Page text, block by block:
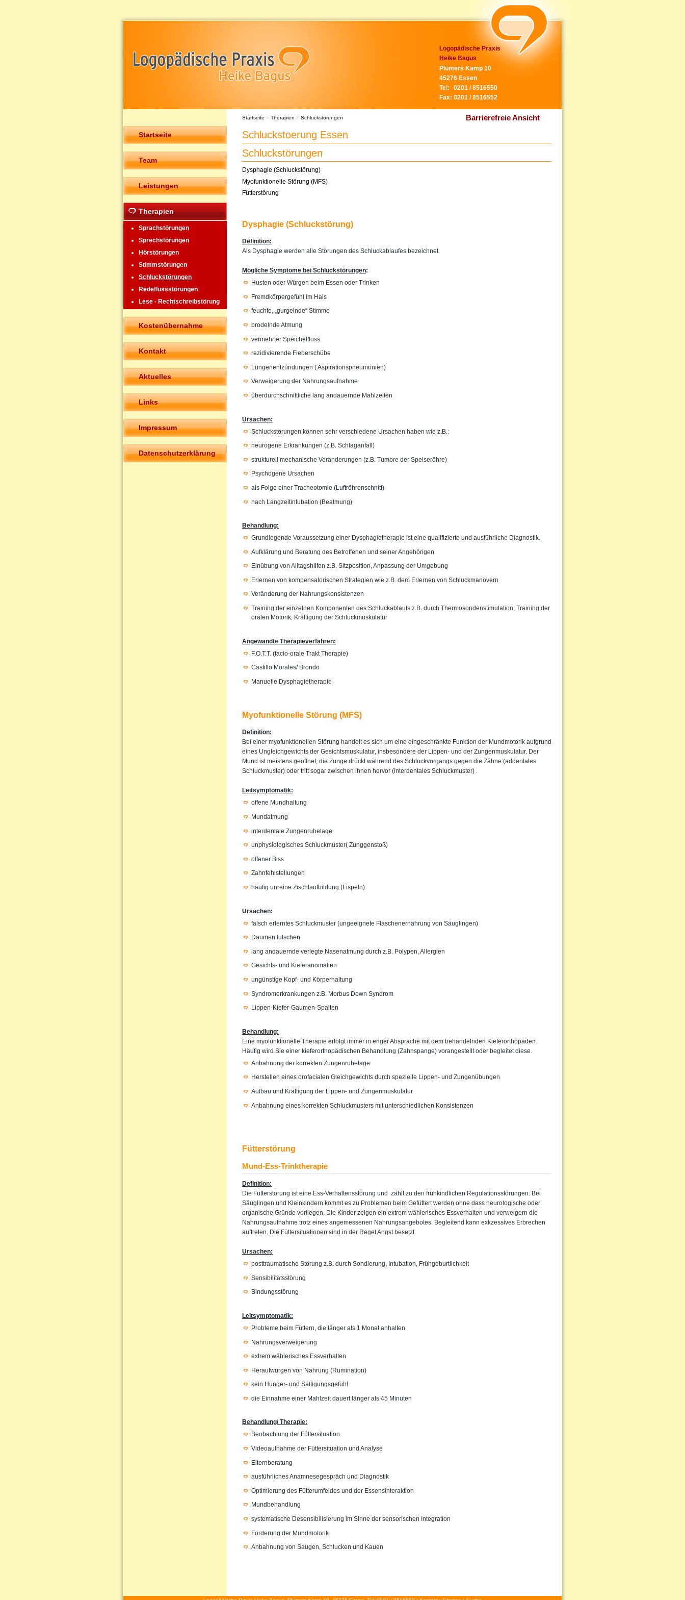
Logopädische Praxis
Heike Bagus
Plümers Kamp 10
45276 Essen
Tel:
0201 / 8516550
Fax: 0201 / 8516552
Barrierefreie Ansicht
Startseite
Team
Leistungen
Therapien
Sprachstörungen
Sprechstörungen
Hörstörungen
Stimmstörungen
Schluckstörungen
Redeflussstörungen
Lese - Rechtschreibstörung
Kostenübernahme
Kontakt
Aktuelles
Links
Impressum
Datenschutzerklärung
Startseite > Therapien > Schluckstörungen
Schluckstoerung Essen
Schluckstörungen
Dysphagie (Schluckstörung)
Myofunktionelle Störung (MFS)
Fütterstörung
Dysphagie (Schluckstörung)
Definition:
Als Dysphagie werden alle Störungen des Schluckablaufes bezeichnet.
Mögliche Symptome bei Schluckstörungen:
Husten oder Würgen beim Essen oder Trinken
Fremdkörpergefühl im Hals
feuchte, „gurgelnde“ Stimme
brodelnde Atmung
vermehrter Speichelfluss
rezidivierende Fieberschübe
Lungenentzündungen ( Aspirationspneumonien)
Verweigerung der Nahrungsaufnahme
überdurchschnittliche lang andauernde Mahlzeiten
Ursachen:
Schluckstörungen können sehr verschiedene Ursachen haben wie z.B.:
neurogene Erkrankungen (z.B. Schlaganfall)
strukturell mechanische Veränderungen (z.B. Tumore der Speiseröhre)
Psychogene Ursachen
als Folge einer Tracheotomie (Luftröhrenschnitt)
nach Langzeitintubation (Beatmung)
Behandlung:
Grundlegende Voraussetzung einer Dysphagietherapie ist eine qualifizierte und ausführliche Diagnostik.
Aufklärung und Beratung des Betroffenen und seiner Angehörigen
Einübung von Alltagshilfen z.B. Sitzposition, Anpassung der Umgebung
Erlernen von kompensatorischen Strategien wie z.B. dem Erlernen von Schluckmanövern
Veränderung der Nahrungskonsistenzen
Training der einzelnen Komponenten des Schluckablaufs z.B. durch Thermosondenstimulation, Training der
oralen Motorik, Kräftigung der Schluckmuskulatur
Angewandte Therapieverfahren:
F.O.T.T. (facio-orale Trakt Therapie)
Castillo Morales/ Brondo
Manuelle Dysphagietherapie
Myofunktionelle Störung (MFS)
Definition:
Bei einer myofunktionellen Störung handelt es sich um eine eingeschränkte Funktion der Mundmotorik aufgrund
eines Ungleichgewichts der Gesichtsmuskulatur, insbesondere der Lippen- und der Zungenmuskulatur. Der
Mund ist meistens geöffnet, die Zunge drückt während des Schluckvorgangs gegen die Zähne (addentales
Schluckmuster) oder tritt sogar zwischen ihnen hervor (interdentales Schluckmuster) .
Leitsymptomatik:
offene Mundhaltung
Mundatmung
interdentale Zungenruhelage
unphysiologisches Schluckmuster( Zunggenstoß)
offener Biss
Zahnfehlstellungen
häufig unreine Zischlautbildung (Lispeln)
Ursachen:
falsch erlerntes Schluckmuster (ungeeignete Flaschenernährung von Säuglingen)
Daumen lutschen
lang andauernde verlegte Nasenatmung durch z.B. Polypen, Allergien
Gesichts- und Kieferanomalien
ungünstige Kopf- und Körperhaltung
Syndromerkrankungen z.B. Morbus Down Syndrom
Lippen-Kiefer-Gaumen-Spalten
Behandlung:
Eine myofunktionelle Therapie erfolgt immer in enger Absprache mit dem behandelnden Kieferorthopäden.
Häufig wird Sie einer kieferorthopädischen Behandlung (Zahnspange) vorangestellt oder begleitet diese.
Anbahnung der korrekten Zungenruhelage
Herstellen eines orofacialen Gleichgewichts durch spezielle Lippen- und Zungenübungen
Aufbau und Kräftigung der Lippen- und Zungenmuskulatur
Anbahnung eines korrekten Schluckmusters mit unterschiedlichen Konsistenzen
Fütterstörung
Mund-Ess-Trinktherapie
Definition:
Die Fütterstörung ist eine Ess-Verhaltensstörung und zählt zu den frühkindlichen Regulationsstörungen. Bei
Säuglingen und Kleinkindern kommt es zu Problemen beim Gefüttert werden ohne dass neurologische oder
organische Gründe vorliegen. Die Kinder zeigen ein extrem wählerisches Essverhalten und verweigern die
Nahrungsaufnahme trotz eines angemessenen Nahrungsangebotes. Begleitend kann exkzessives Erbrechen
auftreten. Die Füttersituationen sind in der Regel Angst besetzt.
Ursachen:
posttraumatische Störung z.B. durch Sondierung, Intubation, Frühgeburtlichkeit
Sensibilitätsstörung
Bindungsstörung
Leitsymptomatik:
Probleme beim Füttern, die länger als 1 Monat anhalten
Nahrungsverweigerung
extrem wählerisches Essverhalten
Heraufwürgen von Nahrung (Rumination)
kein Hunger- und Sättigungsgefühl
die Einnahme einer Mahlzeit dauert länger als 45 Minuten
Behandlung/ Therapie:
Beobachtung der Füttersituation
Videoaufnahme der Füttersituation und Analyse
Elternberatung
ausführliches Anamnesegespräch und Diagnostik
Optimierung des Fütterumfeldes und der Essensinteraktion
Mundbehandlung
systematische Desensibilisierung im Sinne der sensorischen Integration
Förderung der Mundmotorik
Anbahnung von Saugen, Schlucken und Kauen